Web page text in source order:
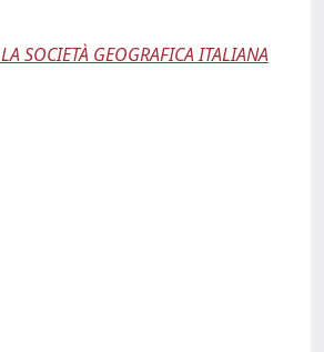
SOCIETÀ GEOGRAFICA ITALIANA